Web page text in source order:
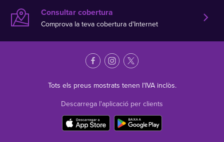
Consultar cobertura
Comprova la teva cobertura d'Internet
Tots els preus mostrats tenen l'IVA inclòs.
Descarrega l'aplicació per clients